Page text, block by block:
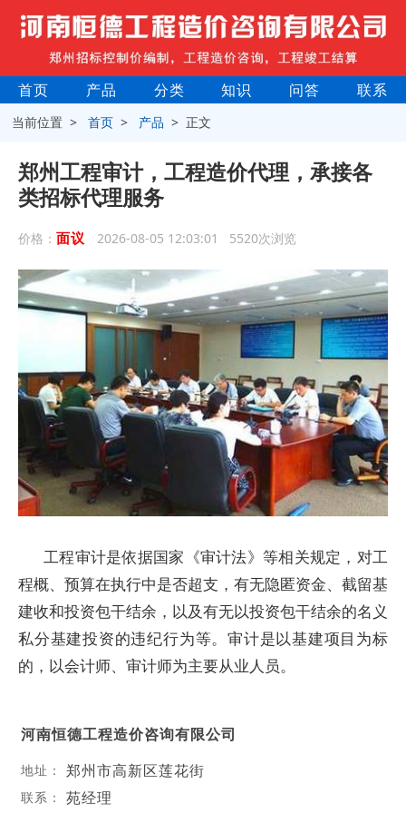
首页 产品 分类 知识 问答 联系
当前位置 >首页 > 产品 > 正文
郑州工程审计，工程造价代理，承接各
类招标代理服务
价格： 面议 2026-08-05 12:03:01 5520次浏览
工程审计是依据国家《审计法》等相关规定，对工
程概、预算在执行中是否超支，有无隐匿资金、截留基
建收和投资包干结余，以及有无以投资包干结余的名义
私分基建投资的违纪行为等。审计是以基建项目为标
的，以会计师、审计师为主要从业人员。
河南恒德工程造价咨询有限公司
地址： 郑州市高新区莲花街
联系： 苑经理